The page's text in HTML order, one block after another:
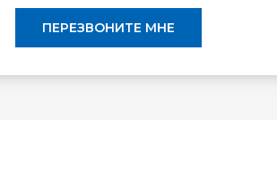
ПЕРЕЗВОНИТЕ МНЕ